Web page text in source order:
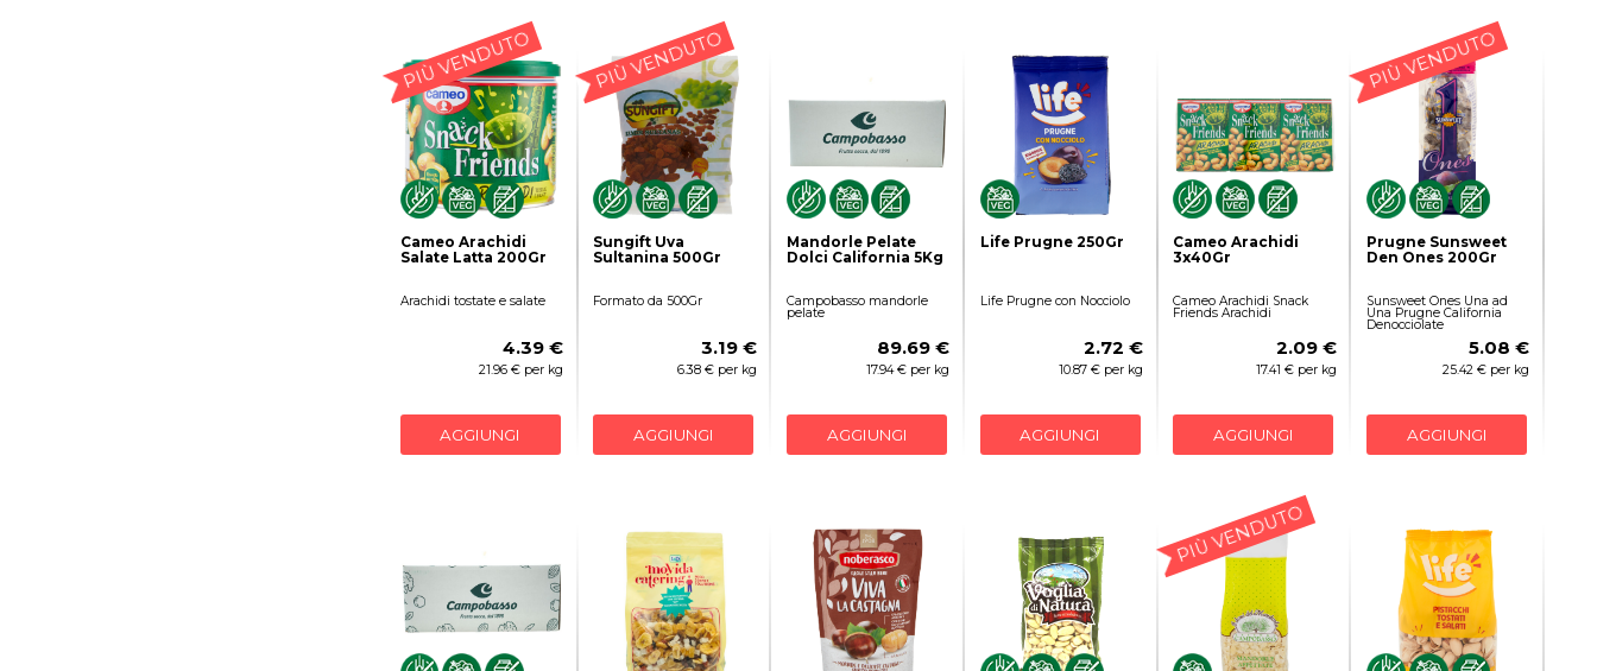
PIÙ VENDUTO
Cameo Arachidi
Salate Latta 200Gr
Arachidi tostate e salate
4.39 €
21.96 € per kg
AGGIUNGI
PIÙ VENDUTO
Sungift Uva
Sultanina 500Gr
Formato da 500Gr
3.19 €
6.38 € per kg
AGGIUNGI
Mandorle Pelate
Dolci California 5Kg
Campobasso mandorle
pelate
89.69 €
17.94 € per kg
AGGIUNGI
Life Prugne 250Gr
Life Prugne con Nocciolo
2.72 €
10.87 € per kg
AGGIUNGI
Cameo Arachidi
3x40Gr
Cameo Arachidi Snack
Friends Arachidi
2.09 €
17.41 € per kg
AGGIUNGI
PIÙ VENDUTO
Prugne Sunsweet
Den Ones 200Gr
Sunsweet Ones Una ad
Una Prugne California
Denocciolate
5.08 €
25.42 € per kg
AGGIUNGI
PIÙ VENDUTO